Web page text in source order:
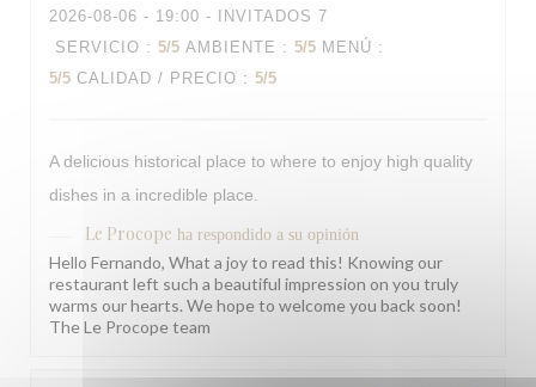
2026-08-06 - 19:00 - INVITADOS 7
SERVICIO : 5/5 AMBIENTE : 5/5 MENÚ :
5/5 CALIDAD / PRECIO : 5/5
A delicious historical place to where to enjoy high quality
dishes in a incredible place.
Le Procope ha respondido a su opinión
Hello Fernando, What a joy to read this! Knowing our
restaurant left such a beautiful impression on you truly
warms our hearts. We hope to welcome you back soon!
The Le Procope team